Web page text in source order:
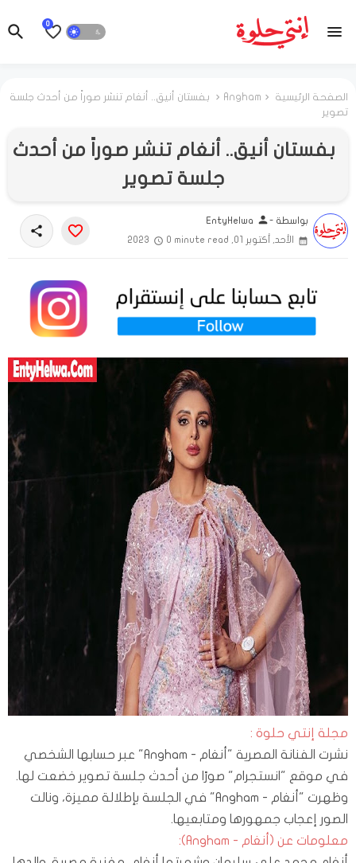
0
الصفحة الرئيسية Angham
بفستان أنيق.. أنغام تنشر صوراً من أحدث جلسة
تصوير
بفستان أنيق.. أنغام تنشر صوراً من أحدث
جلسة تصوير
بواسطة -person
EntyHelwa
الأحد, أكتوبر 01, 2023
0 minute read
share
مجلة إنتي حلوة :
نشرت الفنانة المصرية "أنغام - Angham" عبر حسابها الشخصي
في موقع "انستجرام" صورًا من أحدث جلسة تصوير خضعت لها.
وظهرت "أنغام - Angham" في الجلسة بإطلالة مميزة، ونالت
الصور إعجاب جمهورها ومتابعيها.
معلومات عن (أنغام - Angham):